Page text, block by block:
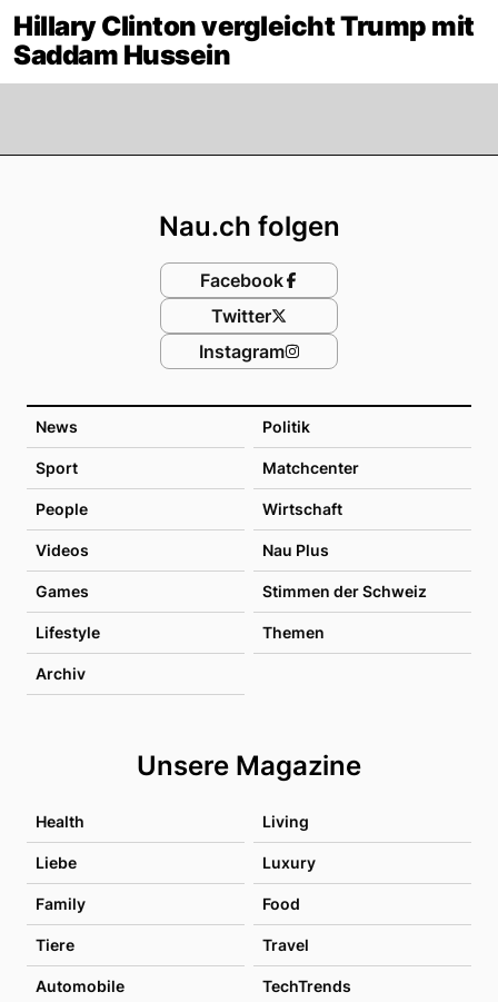
Hillary Clinton vergleicht Trump mit
Saddam Hussein
News Politik
Sport Matchcenter
People Wirtschaft
Videos Nau Plus
Games Stimmen der Schweiz
Lifestyle Themen
Archiv
Unsere Magazine
Health Living
Liebe Luxury
Family Food
Tiere Travel
Automobile TechTrends
Nau.ch folgen
Facebook
Twitter
Instagram